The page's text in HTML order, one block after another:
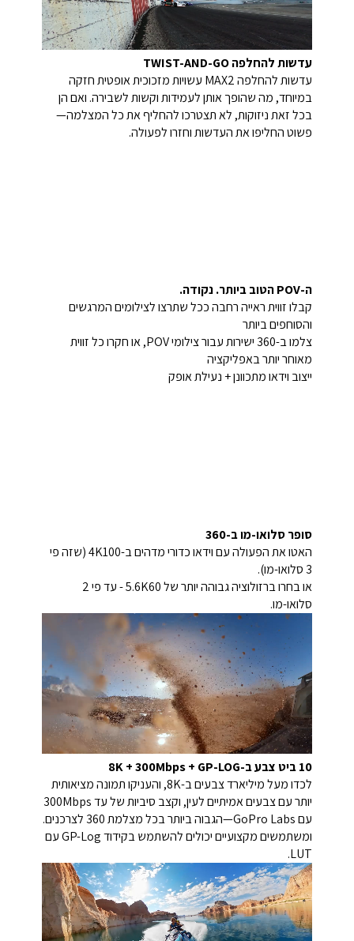
עדשות להחלפה TWIST-AND-GO
עדשות להחלפה MAX2 עשויות מזכוכית אופטית חזקה
במיוחד, מה שהופך אותן לעמידות וקשות לשבירה. ואם הן
בכל זאת ניזוקות, לא תצטרכו להחליף את כל המצלמה—
פשוט החליפו את העדשות וחזרו לפעולה.
ה-POV הטוב ביותר. נקודה.
קבלו זווית ראייה רחבה ככל שתרצו לצילומים המרגשים
והסוחפים ביותר
צלמו ב-360 ישירות עבור צילומי POV, או חקרו כל זווית
מאוחר יותר באפליקציה
ייצוב וידאו מתכוונן + נעילת אופק
סופר סלואו-מו ב-360
האטו את הפעולה עם וידאו כדורי מדהים ב-4K100 (שזה פי
3 סלואו-מו).
או בחרו ברזולוציה גבוהה יותר של 5.6K60 - עד פי 2
סלואו-מו.
10 ביט צבע ב-8K + 300Mbps + GP-LOG
לכדו מעל מיליארד צבעים ב-8K, והעניקו תמונה מציאותית
יותר עם צבעים אמיתיים לעין, וקצב סיביות של עד 300Mbps
עם GoPro Labs—הגבוה ביותר בכל מצלמת 360 לצרכנים.
ומשתמשים מקצועיים יכולים להשתמש בקידוד GP-Log עם
LUT.